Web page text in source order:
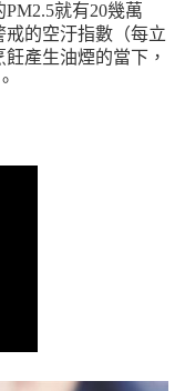
就有20幾萬
的空汙指數（每立
產生油煙的當下，